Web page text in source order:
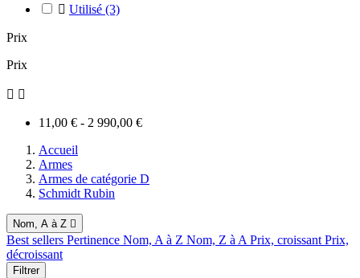
 Utilisé (3)
Prix
Prix
 
11,00 € - 2 990,00 €
Accueil
Armes
Armes de catégorie D
Schmidt Rubin
Nom, A à Z 
Best sellers Pertinence Nom, A à Z Nom, Z à A Prix, croissant Prix,
décroissant
Filtrer